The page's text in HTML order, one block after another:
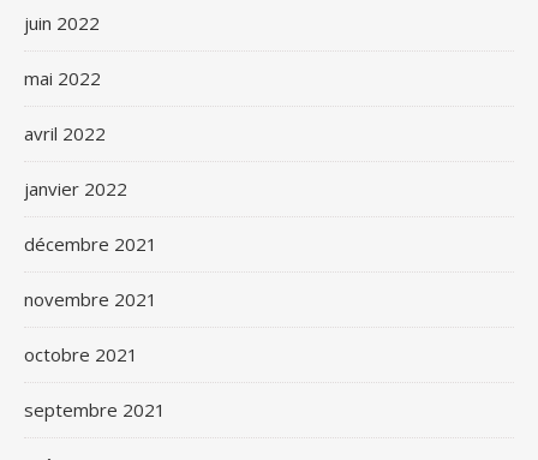
juin 2022
mai 2022
avril 2022
janvier 2022
décembre 2021
novembre 2021
octobre 2021
septembre 2021